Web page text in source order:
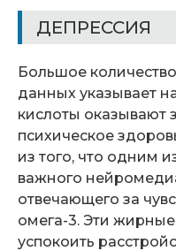
ДЕПРЕССИЯ
Большое
данных указывает
кислоты оказывают
психическое
из того, что одним
важного
отвечающего за
омега-3. Эти
успокоить